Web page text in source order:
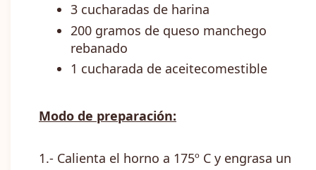
3 cucharadas de harina
200 gramos de queso manchego
rebanado
1 cucharada de aceitecomestible
Modo de preparación:
1.- Calienta el horno a 175º C y engrasa un